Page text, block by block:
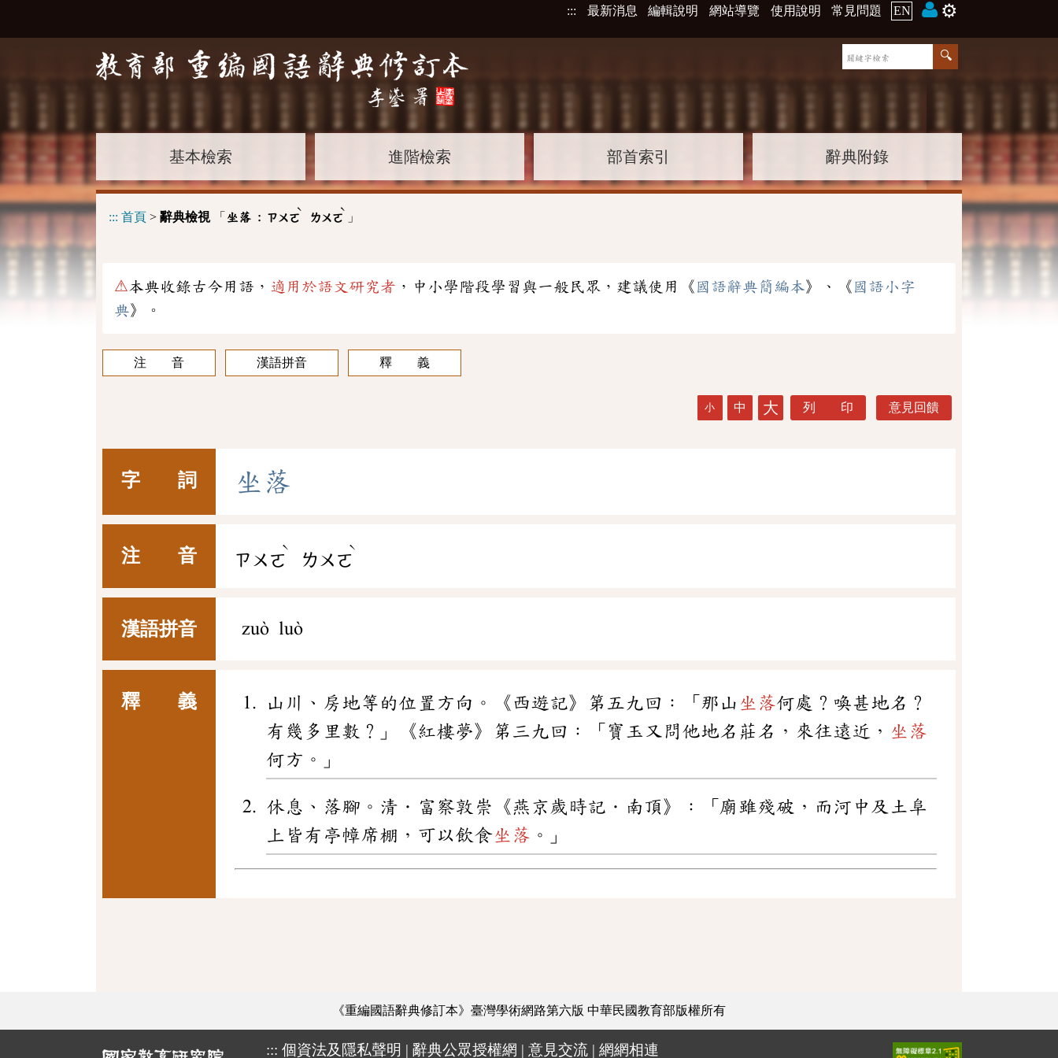
::: 最新消息 編輯說明 網站導覽 使用說明 常見問題 EN ⚙️
基本檢索 進階檢索 部首索引 辭典附錄
::: 首頁 > 辭典檢視「 坐落 : ㄗㄨㄛ
ˋ
ㄌㄨㄛ
ˋ
」
⚠本典收錄古今用語， 適用於語文研究者 ，中小學階段學習與一般民眾，建議使用《 國語辭典簡編本》、《 國語小字
典》。
注 音 漢語拼音 釋 義
小 中 大 列 印 意見回饋
字 詞 坐 落
注 音 ㄗㄨㄛ
ˋ
ㄌㄨㄛ
ˋ
漢語拼音 zuò luò
釋 義 山川、房地等的位置方向。《西遊記》第五九回：「那山 坐落何處？喚甚地名？
有幾多里數？」《紅樓夢》第三九回：「寶玉又問他地名莊名，來往遠近， 坐落
何方。」
休息、落腳。清．富察敦崇《燕京歲時記．南頂》：「廟雖殘破，而河中及土阜
上皆有亭幛席棚，可以飲食坐落 。」
《重編國語辭典修訂本》臺灣學術網路第六版 中華民國教育部版權所有
::: 個資法及隱私聲明 | 辭典公眾授權網 | 意見交流 | 網網相連